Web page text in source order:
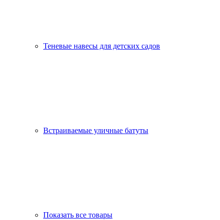
Теневые навесы для детских садов
Встраиваемые уличные батуты
Показать все товары